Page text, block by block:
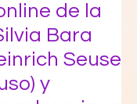
de la
Bara
Seuse
y